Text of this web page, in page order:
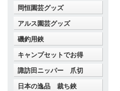
岡恒園芸グッズ
アルス園芸グッズ
磯釣用鋏
キャンプセットでお得
諏訪田ニッパー 爪切
日本の逸品 裁ち鋏